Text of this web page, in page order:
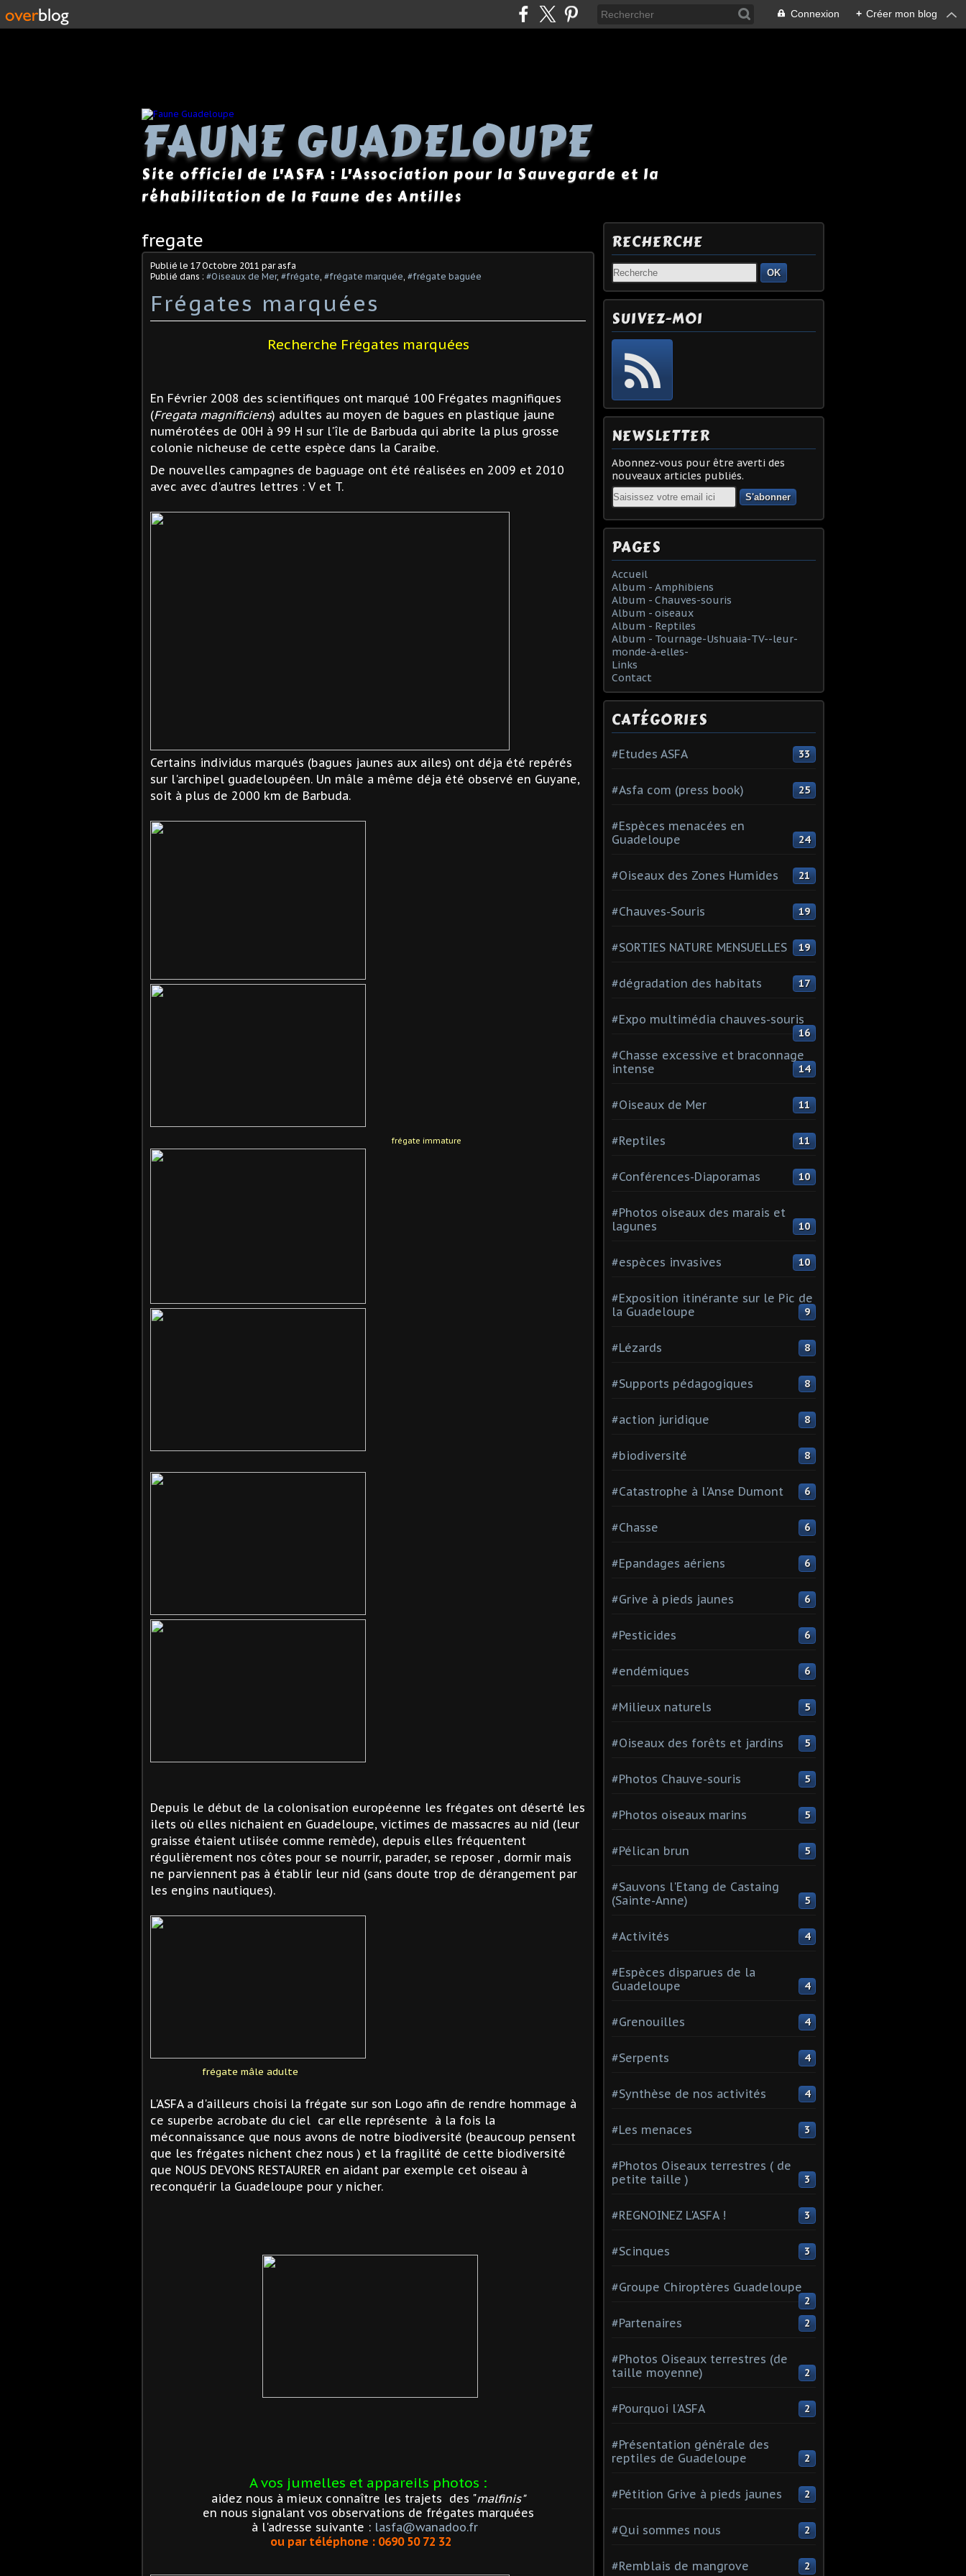
Connexion + Créer mon blog
FAUNE GUADELOUPE
Site officiel de L'ASFA : L'Association pour la Sauvegarde et la
réhabilitation de la Faune des Antilles
fregate
Publié le 17 Octobre 2011 par asfa
Publié dans : #Oiseaux de Mer, #frégate #frégate marquée #frégate baguée
Frégates marquées
Recherche Frégates marquées
En Février 2008 des scientifiques ont marqué 100 Frégates magnifiques
(Fregata magnificiens) adultes au moyen de bagues en plastique jaune
numérotées de 00H à 99 H sur l'île de Barbuda qui abrite la plus grosse
colonie nicheuse de cette espèce dans la Caraibe.
De nouvelles campagnes de baguage ont été réalisées en 2009 et 2010
avec avec d'autres lettres : V et T.
Certains individus marqués (bagues jaunes aux ailes) ont déja été repérés
sur l'archipel guadeloupéen. Un mâle a même déja été observé en Guyane,
soit à plus de 2000 km de Barbuda.
frégate immature
Depuis le début de la colonisation européenne les frégates ont déserté les
ilets où elles nichaient en Guadeloupe, victimes de massacres au nid (leur
graisse étaient utiisée comme remède), depuis elles fréquentent
régulièrement nos côtes pour se nourrir, parader, se reposer , dormir mais
ne parviennent pas à établir leur nid (sans doute trop de dérangement par
les engins nautiques).
frégate mâle adulte
L'ASFA a d'ailleurs choisi la frégate sur son Logo afin de rendre hommage à
ce superbe acrobate du ciel car elle représente à la fois la
méconnaissance que nous avons de notre biodiversité (beaucoup pensent
que les frégates nichent chez nous ) et la fragilité de cette biodiversité
que NOUS DEVONS RESTAURER en aidant par exemple cet oiseau à
reconquérir la Guadeloupe pour y nicher.
A vos jumelles et appareils photos :
aidez nous à mieux connaître les trajets des "malfinis"
en nous signalant vos observations de frégates marquées
à l'adresse suivante : lasfa@wanadoo.fr
ou par téléphone : 0690 50 72 32
RECHERCHE
OK
SUIVEZ-MOI
NEWSLETTER
Abonnez-vous pour être averti des
nouveaux articles publiés.
Email
PAGES
Accueil
Album - Amphibiens
Album - Chauves-souris
Album - oiseaux
Album - Reptiles
Album - Tournage-Ushuaia-TV--leur-
monde-à-elles-
Links
Contact
CATÉGORIES
#Etudes ASFA 33
#Asfa com (press book) 25
#Espèces menacées en
Guadeloupe
24
#Oiseaux des Zones Humides 21
#Chauves-Souris 19
#SORTIES NATURE MENSUELLES 19
#dégradation des habitats 17
#Expo multimédia chauves-souris
16
#Chasse excessive et braconnage
intense
14
#Oiseaux de Mer 11
#Reptiles 11
#Conférences-Diaporamas 10
#Photos oiseaux des marais et
lagunes
10
#espèces invasives 10
#Exposition itinérante sur le Pic de
la Guadeloupe
9
#Lézards 8
#Supports pédagogiques 8
#action juridique 8
#biodiversité 8
#Catastrophe à l'Anse Dumont 6
#Chasse 6
#Epandages aériens 6
#Grive à pieds jaunes 6
#Pesticides 6
#endémiques 6
#Milieux naturels 5
#Oiseaux des forêts et jardins 5
#Photos Chauve-souris 5
#Photos oiseaux marins 5
#Pélican brun 5
#Sauvons l'Etang de Castaing
(Sainte-Anne)
5
#Activités 4
#Espèces disparues de la
Guadeloupe
4
#Grenouilles 4
#Serpents 4
#Synthèse de nos activités 4
#Les menaces 3
#Photos Oiseaux terrestres ( de
petite taille )
3
#REGNOINEZ L'ASFA ! 3
#Scinques 3
#Groupe Chiroptères Guadeloupe
2
#Partenaires 2
#Photos Oiseaux terrestres (de
taille moyenne)
2
#Pourquoi l'ASFA 2
#Présentation générale des
reptiles de Guadeloupe
2
#Pétition Grive à pieds jaunes 2
#Qui sommes nous 2
#Remblais de mangrove 2